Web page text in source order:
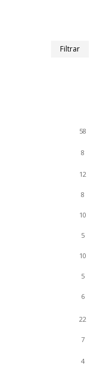
Filtrar
58
8
12
8
10
5
10
5
6
22
7
4